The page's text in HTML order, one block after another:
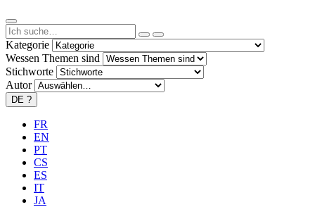
Kategorie
Wessen Themen sind
Stichworte
Autor
DE ?
FR
EN
PT
CS
ES
IT
JA